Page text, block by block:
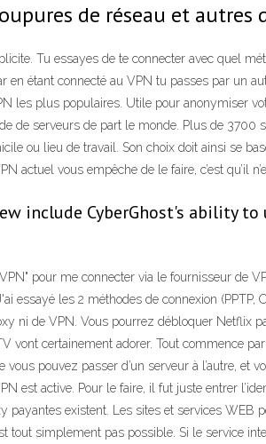
de réseau et autres
Tu essayes de te connecter avec quel
étant connecté au VPN tu passes par un
les plus populaires. Utile pour anonymiser
de serveurs de part le monde. Plus de 3700
ou lieu de travail. Son choix doit ainsi se
actuel vous empêche de le faire, c’est qu’il
include CyberGhost's ability
pour me connecter via le fournisseur de
les 2 méthodes de connexion (PPTP,
ni de VPN. Vous pourrez débloquer Netflix
vont certainement adorer. Tout commence
pouvez passer d’un serveur à l’autre, et
est active. Pour le faire, il fut juste entrer
payantes existent. Les sites et services
tout simplement pas possible. Si le service